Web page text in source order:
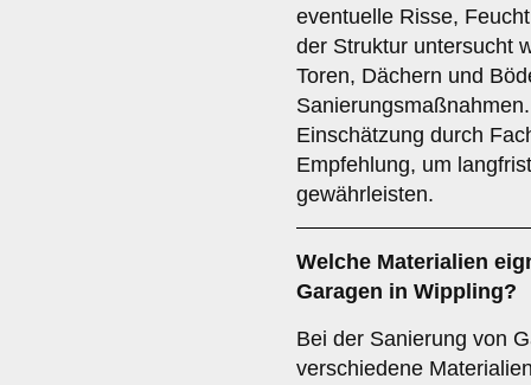
eventuelle Risse,
der Struktur untersucht
Toren, Dächern und
Einschätzung durch
Empfehlung, um
gewährleisten.
Welche Materialien
Garagen in Wippling?
Bei der Sanierung von
verschiedene